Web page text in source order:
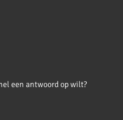
een antwoord op wilt?